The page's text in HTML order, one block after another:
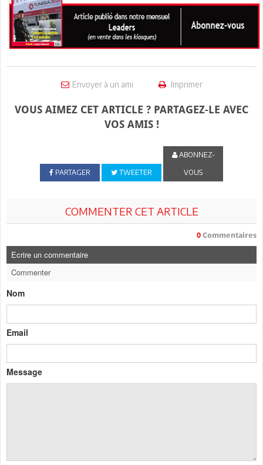
Envoyer à un ami Imprimer
VOUS AIMEZ CET ARTICLE ? PARTAGEZ-LE AVEC
VOS AMIS !
PARTAGER TWEETER
ABONNEZ-
VOUS
COMMENTER CET ARTICLE
0 Commentaires
Ecrire un commentaire
Commenter
Nom
Email
Message